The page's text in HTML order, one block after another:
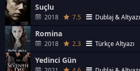
Suçlu
2018 7.5 Dublaj & Altyazı
Romina
2018 2.3 Türkçe Altyazı
Yedinci Gün